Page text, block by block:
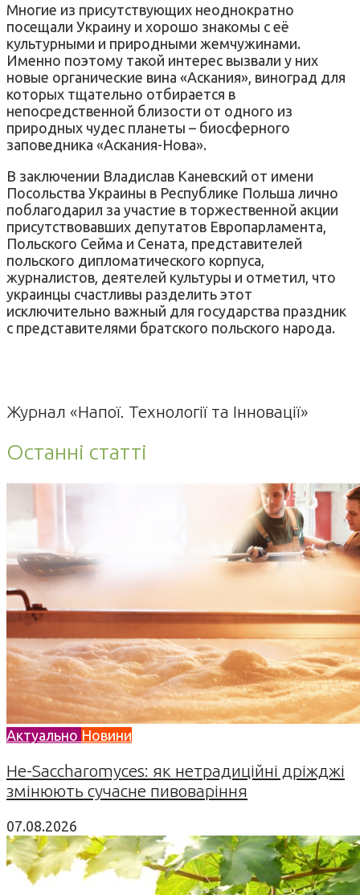
Многие из присутствующих неоднократно
посещали Украину и хорошо знакомы с её
культурными и природными жемчужинами.
Именно поэтому такой интерес вызвали у них
новые органические вина «Аскания», виноград для
которых тщательно отбирается в
непосредственной близости от одного из
природных чудес планеты – биосферного
заповедника «Аскания-Нова».
В заключении Владислав Каневский от имени
Посольства Украины в Республике Польша лично
поблагодарил за участие в торжественной акции
присутствовавших депутатов Европарламента,
Польского Сейма и Сената, представителей
польского дипломатического корпуса,
журналистов, деятелей культуры и отметил, что
украинцы счастливы разделить этот
исключительно важный для государства праздник
с представителями братского польского народа.
Журнал «Напої. Технології та Інновації»
Останні статті
Актуально Новини
Не-Saccharomyces: як нетрадиційні дріжджі
змінюють сучасне пивоваріння
07.08.2026